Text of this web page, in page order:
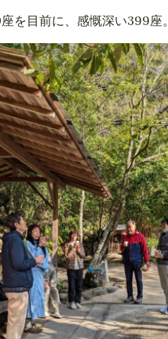
を目前に、感慨深い399座。